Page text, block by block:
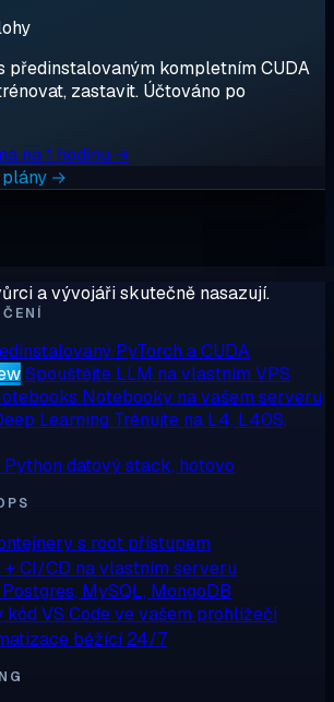
předinstalovaným kompletním CUDA
zastavit. Účtováno po
na 1 hodinu →
plány →
a vývojáři skutečně nasazují.
PyTorch a CUDA
Spouštějte LLM na vlastním VPS
Notebooky na vašem serveru
Learning Trénujte na L4, L40S,
Python datový stack, hotovo
s root přístupem
+ CI/CD na vlastním serveru
Postgres, MySQL, MongoDB
kód VS Code ve vašem prohlížeči
běžící 24/7